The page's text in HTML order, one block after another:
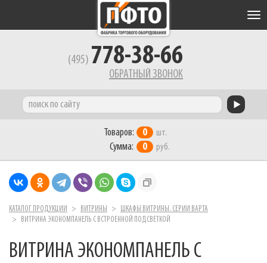
(495) 778-38-66
ОБРАТНЫЙ ЗВОНОК
Товаров: 0 шт.
Сумма: 0 руб.
КАТАЛОГ ПРОДУКЦИИ ВИТРИНЫ
ШКАФЫ ВИТРИНЫ. СЕРИИ ВАРТА
ВИТРИНА ЭКОНОМПАНЕЛЬ С ВСТРОЕННОЙ ПОДСВЕТКОЙ
ВИТРИНА ЭКОНОМПАНЕЛЬ С